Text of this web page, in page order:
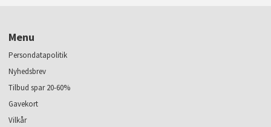
Menu
Persondatapolitik
Nyhedsbrev
Tilbud spar 20-60%
Gavekort
Vilkår